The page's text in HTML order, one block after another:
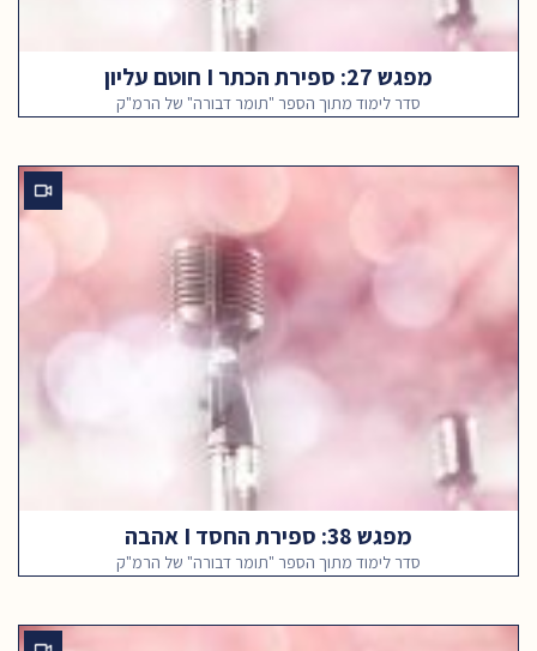
מפגש 27: ספירת הכתר I חוטם עליון
סדר לימוד מתוך הספר "תומר דבורה" של הרמ"ק
מפגש 38: ספירת החסד I אהבה
סדר לימוד מתוך הספר "תומר דבורה" של הרמ"ק